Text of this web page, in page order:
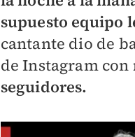
supuesto equipo
cantante dio de
de Instagram con
seguidores.